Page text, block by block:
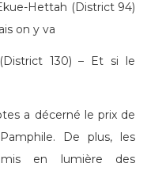
Hettah (District 94)
on y va
130) – Et si le
a décerné le prix de
De plus, les
en lumière des